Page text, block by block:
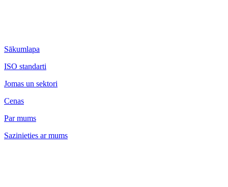
Sākumlapa
ISO standarti
Jomas un sektori
Cenas
Par mums
Sazinieties ar mums